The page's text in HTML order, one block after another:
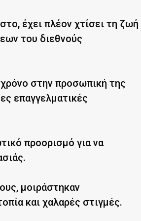
έχει πλέον χτίσει τη ζωή
του διεθνούς
στην προσωπική της
επαγγελματικές
προορισμό για να
μοιράστηκαν
και χαλαρές στιγμές.